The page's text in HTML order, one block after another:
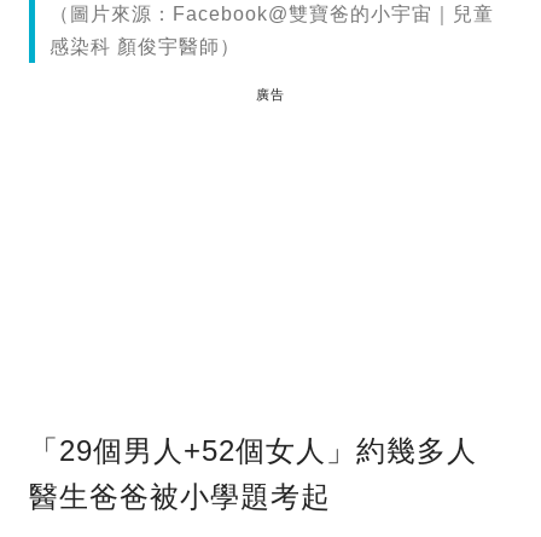
（圖片來源：Facebook@雙寶爸的小宇宙｜兒童
感染科 顏俊宇醫師）
廣告
「29個男人+52個女人」約幾多人
醫生爸爸被小學題考起